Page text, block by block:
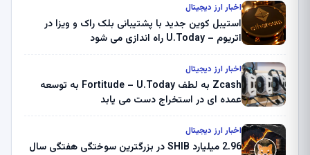
اخبار ارز دیجیتال
استیبل کوین جدید با پشتیبانی بلک راک و ویزا در
اتریوم – U.Today راه اندازی می شود
اخبار ارز دیجیتال
Zcash به لطف Fortitude – U.Today به توسعه
عمده ای در استخراج دست می یابد
اخبار ارز دیجیتال
2.96 میلیارد SHIB در بزرگترین سوختگی هفتگی سال